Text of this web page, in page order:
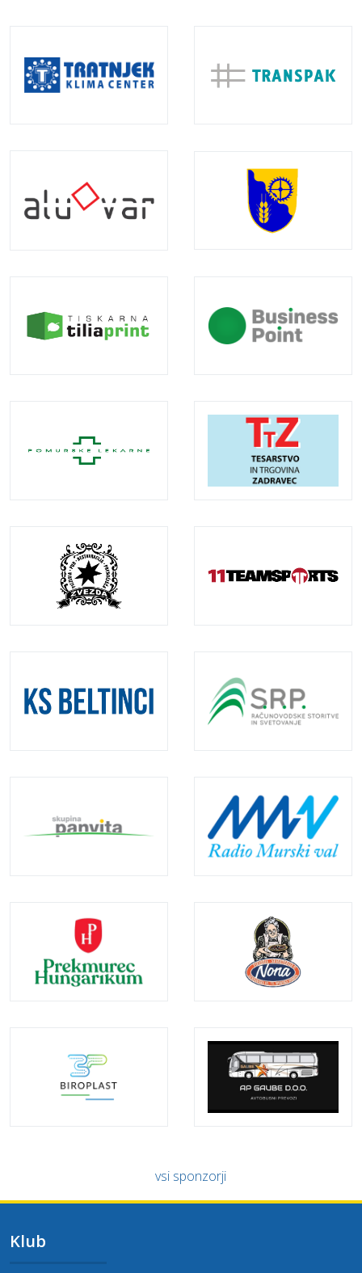
vsi sponzorji
Klub